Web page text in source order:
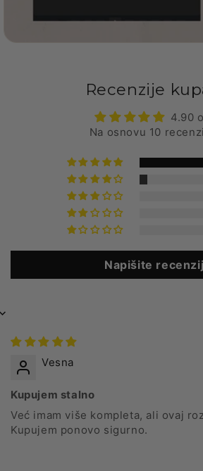
Recenzije
4.90
Na osnovu 10
Napišite
Vesna
Kupujem stalno
Već imam više kompleta, ali ovaj
Kupujem ponovo sigurno.